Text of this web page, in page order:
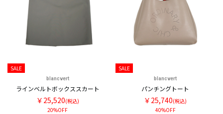
SALE
blancvert
ラインベルトボックススカート
￥25,520(税込)
20%OFF
SALE
blancvert
パンチングトート
￥25,740(税込)
40%OFF